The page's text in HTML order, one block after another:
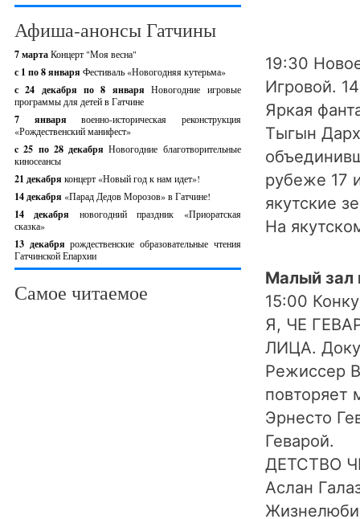
Афиша-анонсы Гатчины
7 мартаКонцерт "Моя весна"
с 1 по 8 января Фестиваль «Новогодняя кутерьма»
с 24 декабря по 8 январяНовогодние игровые
программы для детей в Гатчине
7 январявоенно-историческая реконструкция
«Рождественский манифест»
c 25 по 28 декабряНовогодние благотворительные
киносеансы
21 декабря концерт «Новый год к нам идет»!
14 декабря «Парад Дедов Морозов» в Гатчине!
14 декабря новогодний праздник «Приоратская
сказка»
13 декабрярождественские образовательные чтения
Гатчинской Епархии
Самое читаемое
19:30
Игровой.
Яркая
Тыгын
рубеже 17
якутские
На
Малый зал
15:00
Я, ЧЕ
ЛИЦА.
Режиссер
повторяет
Эрнесто
Геварой.
ДЕТСТВО
Аслан